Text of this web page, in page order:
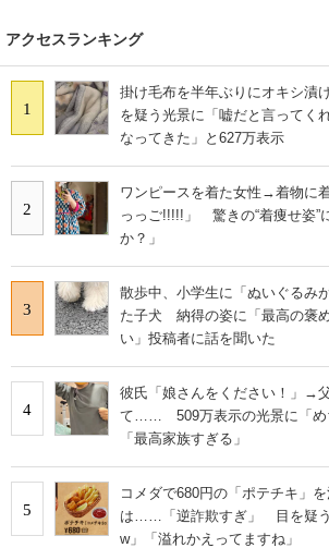
アクセスランキング
1
掛け毛布を半年ぶりにオキシ
を疑う光景に「嘘だと言ってく
なってきた」と627万表示
2
ワンピースを着た女性→着物に
っっご!!!!!」 驚きの“着痩せ姿”
か？」
3
散歩中、小学生に「ぬいぐるみ
た子犬 納得の姿に「最高の褒
い」投稿者に話を聞いた
4
彼氏「娘さんをください！」→
て…… 509万表示の光景に「め
「最高家族すぎる」
5
コメダで680円の「ポテチキ」
は……「逆詐欺すぎ」 目を疑う
w」「溢れかえってますね」